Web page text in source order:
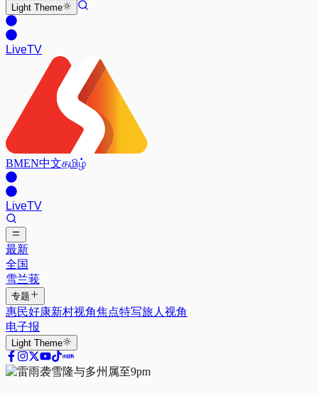
Light Theme
LiveTV
BMEN中文தமிழ்
LiveTV
最新
全国
雪兰莪
专题
惠民好康新村视角焦点特写旅人视角
电子报
Light Theme